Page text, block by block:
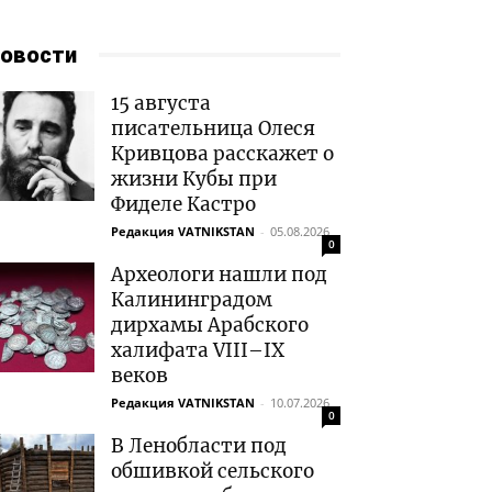
15 августа
писательница Олеся
Кривцова расскажет о
жизни Кубы при
Фиделе Кастро
Редакция VATNIKSTAN - 05.08.2026
0
Археологи нашли под
Калининградом
дирхамы Арабского
халифата VIII–IX
веков
Редакция VATNIKSTAN - 10.07.2026
0
В Ленобласти под
обшивкой сельского